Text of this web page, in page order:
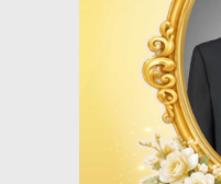
การ
เรียน